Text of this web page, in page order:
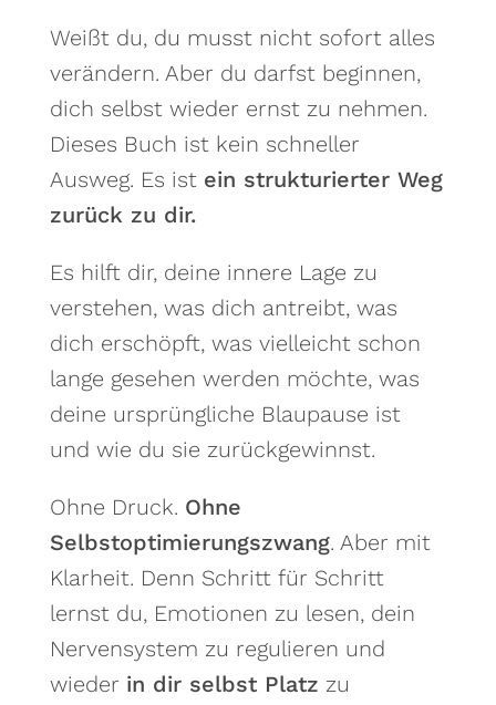
Weißt du, du musst nicht sofort alles
verändern. Aber du darfst beginnen,
dich selbst wieder ernst zu nehmen.
Dieses Buch ist kein schneller
Ausweg. Es ist ein strukturierter Weg
zurück zu dir.
Es hilft dir, deine innere Lage zu
verstehen, was dich antreibt, was
dich erschöpft, was vielleicht schon
lange gesehen werden möchte, was
deine ursprüngliche Blaupause ist
und wie du sie zurückgewinnst.
Ohne Druck. Ohne
Selbstoptimierungszwang. Aber mit
Klarheit. Denn Schritt für Schritt
lernst du, Emotionen zu lesen, dein
Nervensystem zu regulieren und
wieder in dir selbst Platz zu